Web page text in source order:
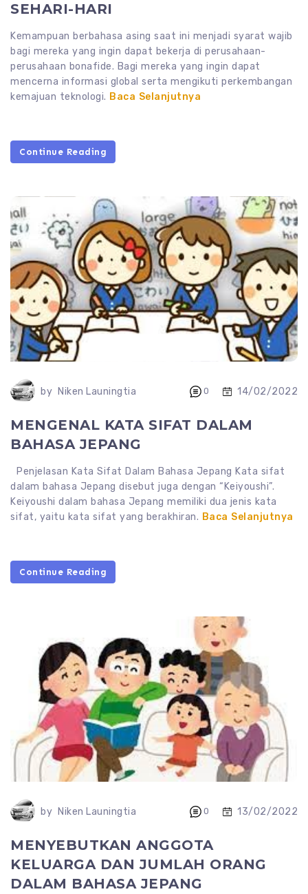
SEHARI-HARI
Kemampuan berbahasa asing saat ini menjadi syarat wajib
bagi mereka yang ingin dapat bekerja di perusahaan-
perusahaan bonafide. Bagi mereka yang ingin dapat
mencerna informasi global serta mengikuti perkembangan
kemajuan teknologi. Baca Selanjutnya
Continue Reading
by Niken Launingtia 0 14/02/2022
MENGENAL KATA SIFAT DALAM
BAHASA JEPANG
Penjelasan Kata Sifat Dalam Bahasa Jepang Kata sifat
dalam bahasa Jepang disebut juga dengan “Keiyoushi”.
Keiyoushi dalam bahasa Jepang memiliki dua jenis kata
sifat, yaitu kata sifat yang berakhiran. Baca Selanjutnya
Continue Reading
by Niken Launingtia 0 13/02/2022
MENYEBUTKAN ANGGOTA
KELUARGA DAN JUMLAH ORANG
DALAM BAHASA JEPANG